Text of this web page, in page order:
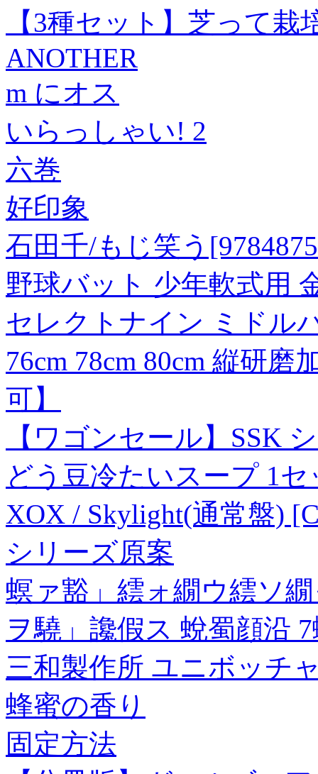
【3種セット】芝って栽
ANOTHER
m にオス
いらっしゃい! 2
六巻
好印象
石田千/もじ笑う
野球バット 少年軟式用
セレクトナイン ミドル
76cm 78cm 80cm 縦研磨
可】
【ワゴンセール】SSK
どう豆冷たいスープ 1
XOX / Skylight(通常盤)
シリーズ原案
螟ァ豁」繧ォ繝ウ繧ソ
ヲ驍」讒假ス 蛻蜀顔沿
三和製作所 ユニボッチ
蜂蜜の香り
固定方法